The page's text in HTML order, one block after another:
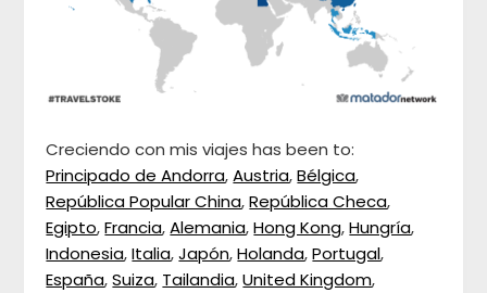
Creciendo con mis viajes has been to:
Principado de Andorra,Austria,Bélgica,
República Popular China,República Checa,
Egipto,Francia,Alemania,Hong Kong,Hungría,
Indonesia,Italia,Japón,Holanda,Portugal,
España,Suiza, Tailandia,United Kingdom,